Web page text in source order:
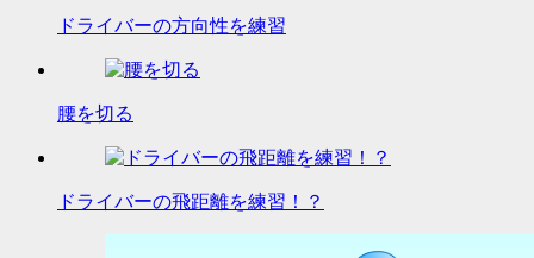
ドライバーの方向性を練習
腰を切る
ドライバーの飛距離を練習！？